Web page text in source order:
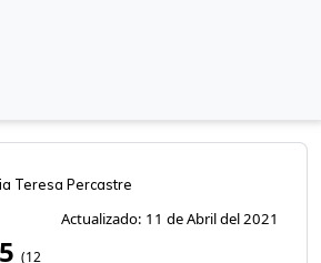
Teresa Percastre
Actualizado: 11 de Abril del 2021
(12